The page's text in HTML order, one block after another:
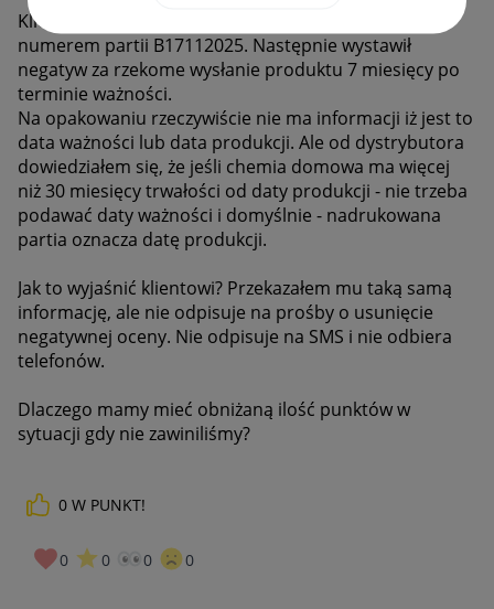
Klient zakupił u nas produkt marki BECKMANN z
numerem partii B17112025. Następnie wystawił
negatyw za rzekome wysłanie produktu 7 miesięcy po
terminie ważności.
Na opakowaniu rzeczywiście nie ma informacji iż jest to
data ważności lub data produkcji. Ale od dystrybutora
dowiedziałem się, że jeśli chemia domowa ma więcej
niż 30 miesięcy trwałości od daty produkcji - nie trzeba
podawać daty ważności i domyślnie - nadrukowana
partia oznacza datę produkcji.
Jak to wyjaśnić klientowi? Przekazałem mu taką samą
informację, ale nie odpisuje na prośby o usunięcie
negatywnej oceny. Nie odpisuje na SMS i nie odbiera
telefonów.
Dlaczego mamy mieć obniżaną ilość punktów w
sytuacji gdy nie zawiniliśmy?
0 W PUNKT!
0 0 0 0